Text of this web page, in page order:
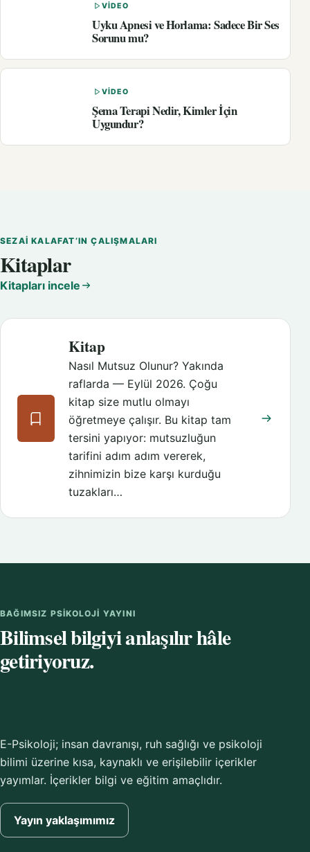
VIDEO
Uyku Apnesi ve Horlama: Sadece Bir Ses
Sorunu mu?
VIDEO
Şema Terapi Nedir, Kimler İçin
Uygundur?
SEZAI KALAFAT’IN ÇALIŞMALARI
Kitaplar
Kitapları incele
Kitap
Nasıl Mutsuz Olunur? Yakında
raflarda — Eylül 2026. Çoğu
kitap size mutlu olmayı
öğretmeye çalışır. Bu kitap tam
tersini yapıyor: mutsuzluğun
tarifini adım adım vererek,
zihnimizin bize karşı kurduğu
tuzakları…
BAĞIMSIZ PSIKOLOJI YAYINI
Bilimsel bilgiyi anlaşılır hâle
getiriyoruz.
E-Psikoloji; insan davranışı, ruh sağlığı ve psikoloji
bilimi üzerine kısa, kaynaklı ve erişilebilir içerikler
yayımlar. İçerikler bilgi ve eğitim amaçlıdır.
Yayın yaklaşımımız